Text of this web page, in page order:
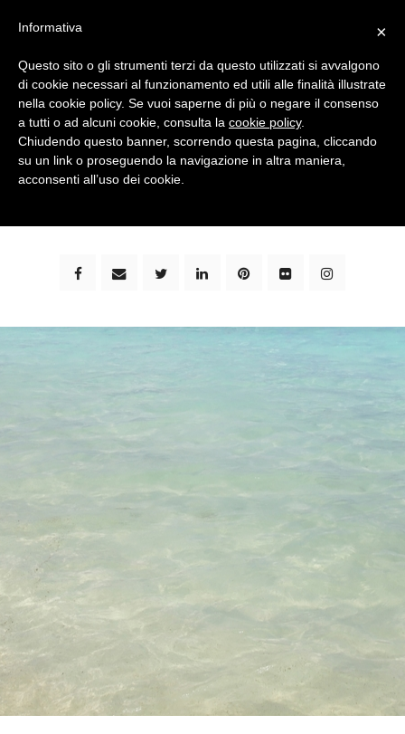
bimbi e viaggi - family travel blog: community #1 in
×
Informativa
Questo sito o gli strumenti terzi da questo utilizzati si avvalgono
di cookie necessari al funzionamento ed utili alle finalità illustrate
nella cookie policy. Se vuoi saperne di più o negare il consenso
a tutti o ad alcuni cookie, consulta la cookie policy.
Chiudendo questo banner, scorrendo questa pagina, cliccando
su un link o proseguendo la navigazione in altra maniera,
acconsenti all’uso dei cookie.